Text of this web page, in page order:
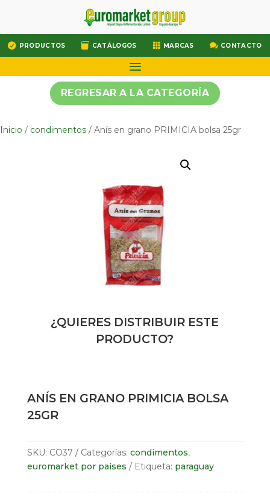
 PRODUCTOS  CATÁLOGOS  MARCAS  CONTACTO
REGRESAR A LA CATEGORÍA
Inicio / condimentos / Anís en grano PRIMICIA bolsa 25gr
¿QUIERES DISTRIBUIR ESTE
PRODUCTO?
ANÍS EN GRANO PRIMICIA BOLSA
25GR
SKU: CO37 Categorías: condimentos,
euromarket por paises
Etiqueta: paraguay